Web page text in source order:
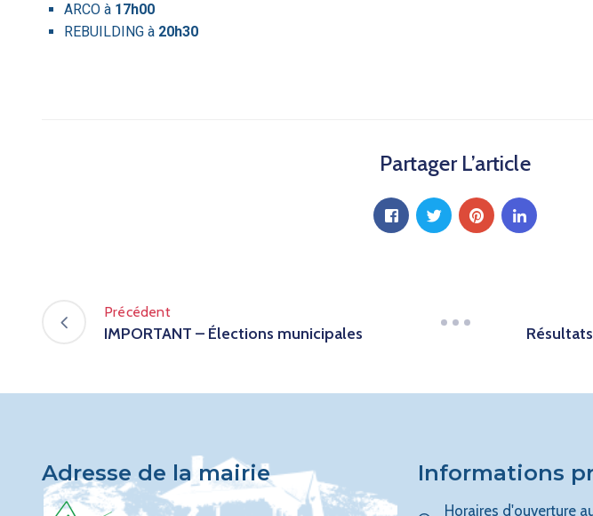
ARCO à 17h00
REBUILDING à 20h30
Partager L’article
Précédent
IMPORTANT – Élections municipales
Adresse de la mairie Informations
Horaires d'ouverture